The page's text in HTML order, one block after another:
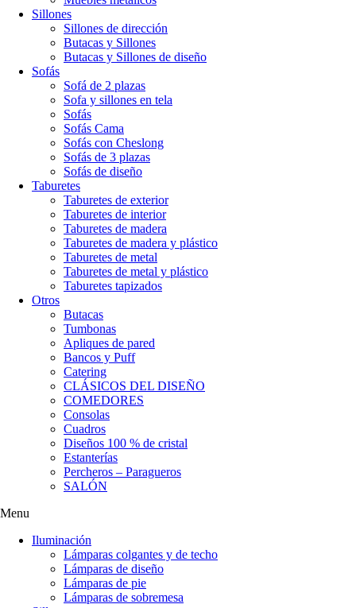
Sillones
Sillones de dirección
Butacas y Sillones
Butacas y Sillones de diseño
Sofás
Sofá de 2 plazas
Sofa y sillones en tela
Sofás
Sofás Cama
Sofás con Cheslong
Sofás de 3 plazas
Sofás de diseño
Taburetes
Taburetes de exterior
Taburetes de interior
Taburetes de madera
Taburetes de madera y plástico
Taburetes de metal
Taburetes de metal y plástico
Taburetes tapizados
Otros
Butacas
Tumbonas
Apliques de pared
Bancos y Puff
Catering
CLÁSICOS DEL DISEÑO
COMEDORES
Consolas
Cuadros
Diseños 100 % de cristal
Estanterías
Percheros – Paragueros
SALÓN
Menu
Iluminación
Lámparas colgantes y de techo
Lámparas de diseño
Lámparas de pie
Lámparas de sobremesa